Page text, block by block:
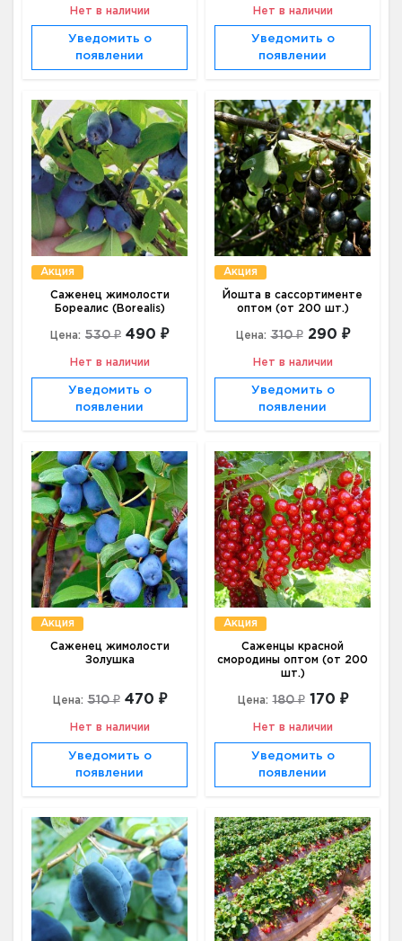
Нет в наличии
Уведомить о
появлении
Нет в наличии
Уведомить о
появлении
Акция
Саженец жимолости
Бореалис (Borealis)
Цена: 530 ₽ 490 ₽
Нет в наличии
Уведомить о
появлении
Акция
Йошта в сассортименте
оптом (от 200 шт.)
Цена: 310 ₽ 290 ₽
Нет в наличии
Уведомить о
появлении
Акция
Саженец жимолости
Золушка
Цена: 510 ₽ 470 ₽
Нет в наличии
Уведомить о
появлении
Акция
Саженцы красной
смородины оптом (от 200
шт.)
Цена: 180 ₽ 170 ₽
Нет в наличии
Уведомить о
появлении